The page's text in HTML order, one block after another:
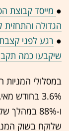
● מייסד קבוצת
הגדולה
● רגע לפני
שיקבעו כמה
במסלולי המניות
ו-88%
שלוקח בשוק